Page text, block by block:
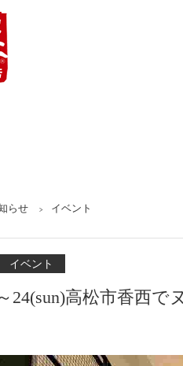
らせ イベント
イベント
24(sun)高松市香西